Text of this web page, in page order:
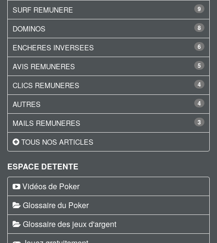
9
SURF REMUNERE
8
DOMINOS
6
ENCHERES INVERSEES
5
AVIS REMUNERES
4
CLICS REMUNERES
4
AUTRES
3
MAILS REMUNERES
TOUS NOS ARTICLES
ESPACE DETENTE
Vidéos de Poker
Glossaire du Poker
Glossaire des jeux d'argent